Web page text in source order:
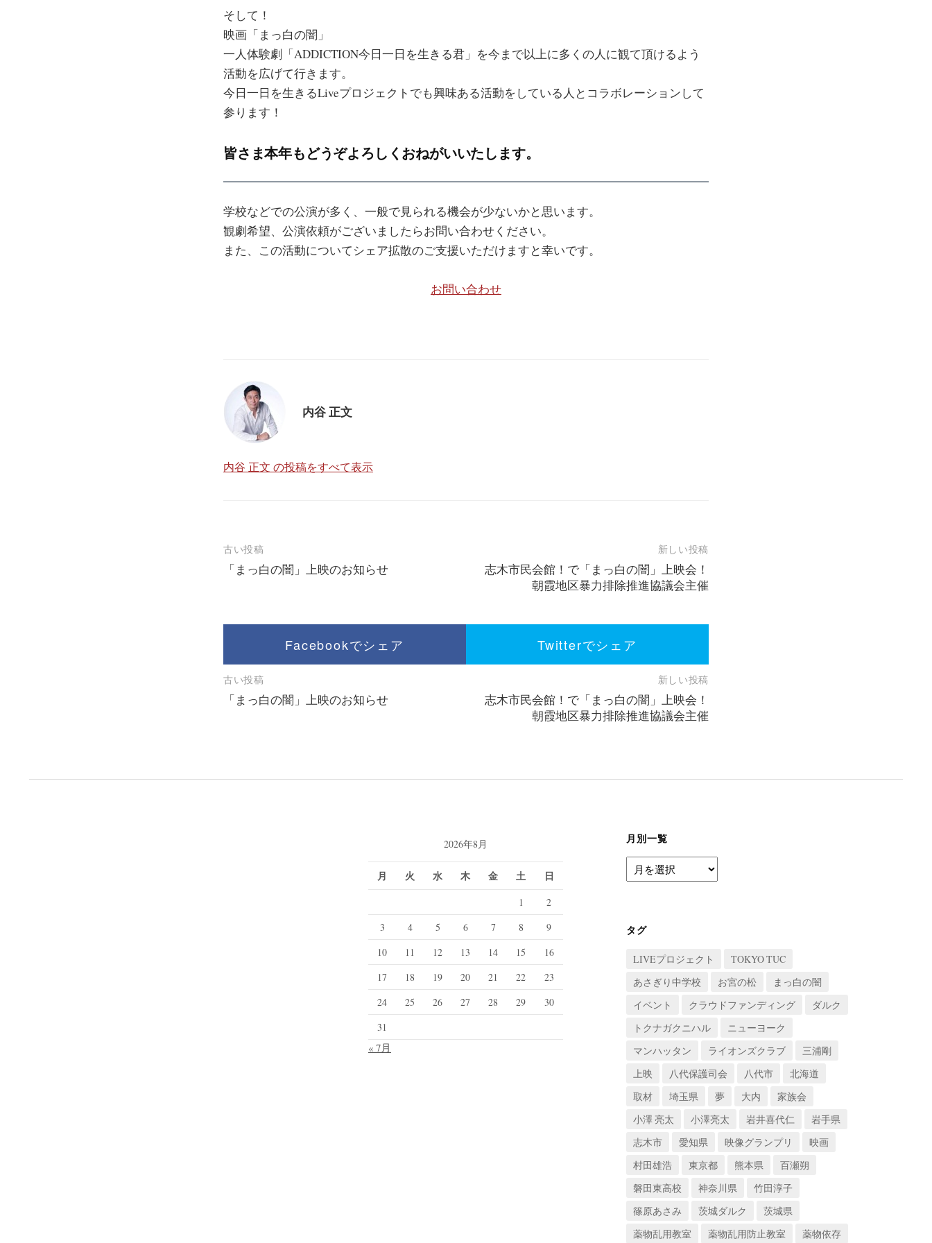
そして！
映画「まっ白の闇」
一人体験劇「ADDICTION今日一日を生きる君」を今まで以上に多くの人に観て頂けるよう
活動を広げて行きます。
今日一日を生きるLiveプロジェクトでも興味ある活動をしている人とコラボレーションして
参ります！
皆さま本年もどうぞよろしくおねがいいたします。
学校などでの公演が多く、一般で見られる機会が少ないかと思います。
観劇希望、公演依頼がございましたらお問い合わせください。
また、この活動についてシェア拡散のご支援いただけますと幸いです。
お問い合わせ
内谷 正文
内谷 正文 の投稿をすべて表示
投
稿
ビ
ー
シ
ョ
古い投稿
「まっ白の闇」上映のお知らせ
新しい投稿
志木市民会館！で「まっ白の闇」上映会！
朝霞地区暴力排除推進協議会主催
Facebookでシェア Twitterでシェア
投
稿
ゲ
古い投稿
「まっ白の闇」上映のお知らせ
新しい投稿
志木市民会館！で「まっ白の闇」上映会！
朝霞地区暴力排除推進協議会主催
2026年8月
月 火 水 木 金 土 日
1
2
3
4 5 6 7 8
9
10
11 12 13 14 15
16
17
18 19 20 21 22
23
24
25 26 27 28 29
30
31
« 7月
月別一覧
別
タグ
LIVEプロジェクト
TOKYO TUC
あさぎり中学校
お宮の松
まっ白の闇
イベント
クラウドファンディング
ダルク
トクナガクニハル
ニューヨーク
マンハッタン
ライオンズクラブ
三浦剛
上映
八代保護司会 八代市
北海道
取材
埼玉県 夢 大内
家族会
小澤 亮太
小澤亮太 岩井喜代仁
岩手県
志木市
愛知県 映像グランプリ
映画
村田雄浩
東京都 熊本県
百瀬朔
磐田東高校
神奈川県
竹田淳子
篠原あさみ
茨城ダルク
茨城県
薬物乱用教室
薬物乱用防止教室 薬物依存